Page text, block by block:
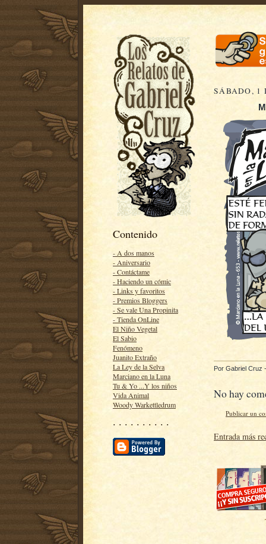
Contenido
- A dos manos
- Aniversario
- Contáctame
- Haciendo un cómic
- Links y favoritos
- Premios Bloggers
- Se vale Una Propinita
- Tienda OnLine
El Niño Vegetal
El Sabio
Fenómeno
Juanito Extraño
La Ley de la Selva
Marciano en la Luna
Tu & Yo ...Y los niños
Vida Animal
Woody Warkettledrum
· · · · · · · · · ·
SÁBADO, 1
Por Gabriel Cruz
No hay
Publicar un
Entrada más